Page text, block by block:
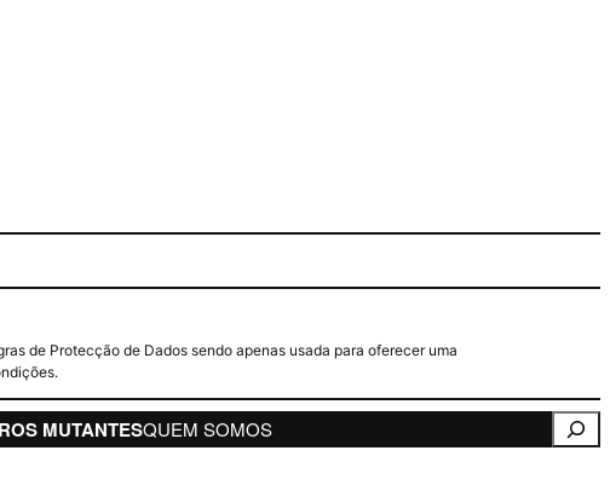
de Protecção de Dados sendo apenas usada para oferecer uma
MUTANTESQUEM SOMOS